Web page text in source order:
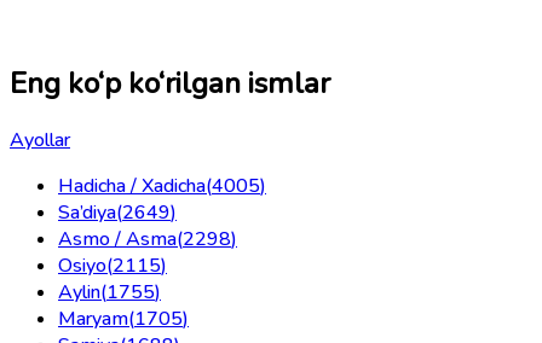
Eng ko‘p ko‘rilgan ismlar
Ayollar
Hadicha / Xadicha(4005)
Sa’diya(2649)
Asmo / Asma(2298)
Osiyo(2115)
Aylin(1755)
Maryam(1705)